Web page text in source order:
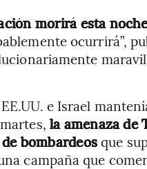
morirá esta
ocurrirá”,
e Israel
la amenaza de
bombardeosque
campaña que